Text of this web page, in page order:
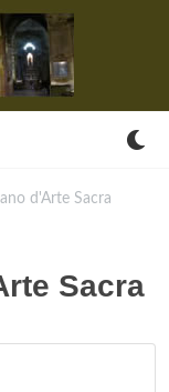
d'Arte Sacra
Sacra